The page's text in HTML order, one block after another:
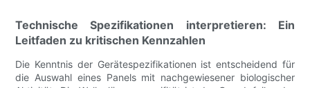
Technische Spezifikationen interpretieren: Ein
Leitfaden zu kritischen Kennzahlen
Die Kenntnis der Gerätespezifikationen ist entscheidend für
die Auswahl eines Panels mit nachgewiesener biologischer